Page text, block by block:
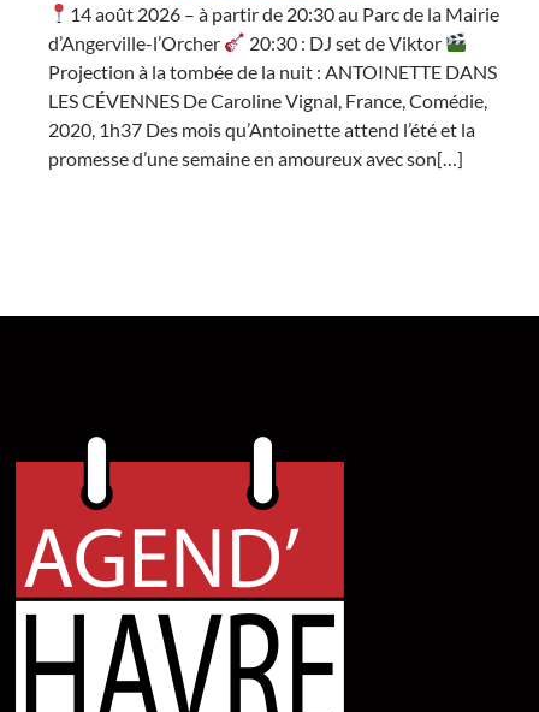
14 août 2026 – à partir de 20:30 au Parc de la Mairie
d’Angerville-l’Orcher
20:30 : DJ set de Viktor
Projection à la tombée de la nuit : ANTOINETTE DANS
LES CÉVENNES De Caroline Vignal, France, Comédie,
2020, 1h37 Des mois qu’Antoinette attend l’été et la
promesse d’une semaine en amoureux avec son[…]